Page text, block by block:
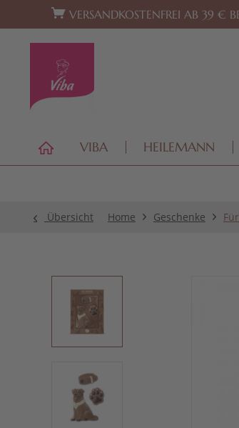
Zur Hauptnavigation springen Zum
VERSANDKOSTENFREI AB 39 €
VIBA HEILEMANN
Übersicht Home Geschenke